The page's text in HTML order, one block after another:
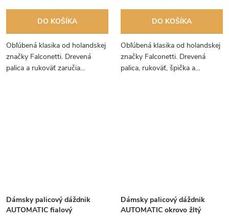
DO KOŠÍKA
Obľúbená klasika od holandskej
značky Falconetti. Drevená
palica a rukoväť zaručia
DO KOŠÍKA
Obľúbená klasika od holandskej
značky Falconetti. Drevená
palica, rukoväť, špička a
Dámsky palicový dáždnik
AUTOMATIC fialový
Dámsky palicový dáždnik
AUTOMATIC okrovo žltý